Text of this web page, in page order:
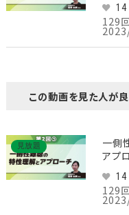
援と
129
この動画を見た人が
見放題
一側
アプ
援と
129